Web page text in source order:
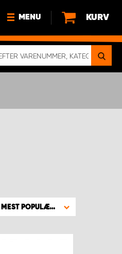
MENU
HVORFOR VÆLGE WORK
KURV
MEST POPULÆRE